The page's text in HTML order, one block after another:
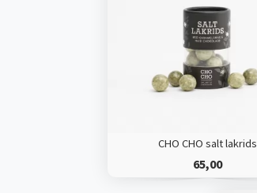
CHO CHO salt lakrids
65,00